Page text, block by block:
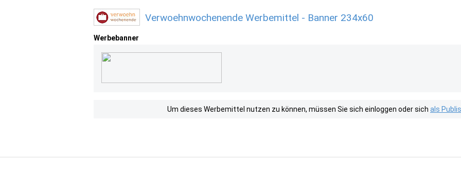
Verwoehnwochenende Werbemittel - Banner 234x60
Werbebanner
Um dieses Werbemittel nutzen zu können, müssen Sie sich einloggen oder sich als